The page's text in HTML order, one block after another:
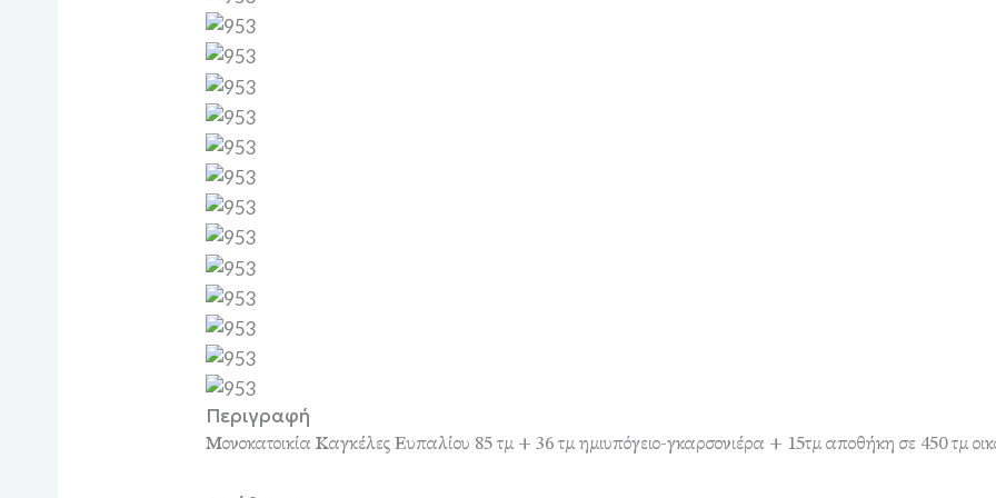
Περιγραφή
Μονοκατοικία Καγκέλες Ευπαλίου 85 τμ + 36 τμ ημιυπόγειο-γκαρσονιέρα + 15τμ αποθήκη σε 450 τμ